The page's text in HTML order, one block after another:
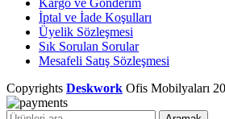
İptal ve İade Koşulları
Üyelik Sözleşmesi
Sık Sorulan Sorular
Mesafeli Satış Sözleşmesi
Copyrights Deskwork Ofis Mobilyaları